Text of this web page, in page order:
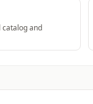
catalog and